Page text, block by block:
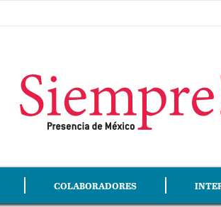
COLABORADORES